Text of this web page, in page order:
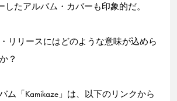
したアルバム・カバーも印象的だ。
リリースにはどのような意味が込めら
？
ム「Kamikaze」は、以下のリンクから